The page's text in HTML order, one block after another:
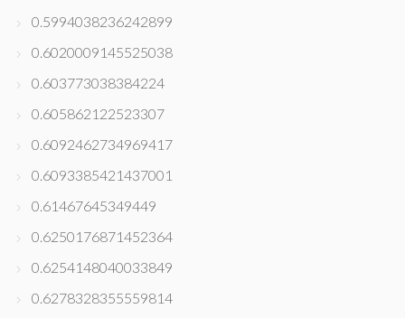
0.5994038236242899
0.6020009145525038
0.603773038384224
0.605862122523307
0.6092462734969417
0.6093385421437001
0.61467645349449
0.6250176871452364
0.6254148040033849
0.6278328355559814